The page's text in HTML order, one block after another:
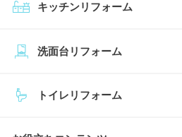
キッチンリフォーム
トイレリフォーム
洗面台リフォーム